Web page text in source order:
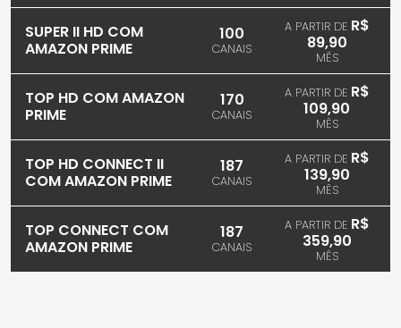
SUPER II HD COM
AMAZON PRIME
100
CANAIS
A PARTIR DE R$
89,90
MÊS
TOP HD COM AMAZON
PRIME
170
CANAIS
A PARTIR DE R$
109,90
MÊS
TOP HD CONNECT II
COM AMAZON PRIME
187
CANAIS
A PARTIR DE R$
139,90
MÊS
TOP CONNECT COM
AMAZON PRIME
187
CANAIS
A PARTIR DE R$
359,90
MÊS